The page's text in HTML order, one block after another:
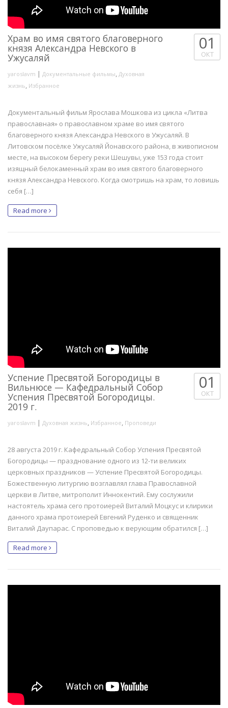
Храм во имя святого благоверного
князя Александра Невского в
Ужусаляй
yaroslavm | Документальные фильмы, Духовная
жизнь, Избранное
01
ОКТ
Документальный фильм Ярослава Мошкова из цикла «Литва
православная» о православном храме во имя святого
благоверного князя Александра Невского в Ужусаляй. В
Литовском посёлке Ужусаляй Йонавского района, в живописном
месте, на высоком берегу реки Шешувы, уже 153 года стоит
изящный белокаменный храм во имя святого благоверного
князя Александра Невского. Когда смотришь на храм, то ловишь
себя […]
Read more
Успение Пресвятой Богородицы в
Вильнюсе — Кафедральный Собор
Успения Пресвятой Богородицы.
2019 г.
yaroslavm | Духовная жизнь, Избранное, Проповеди
01
ОКТ
28 августа 2019 г. Кафедральный Собор Успения Пресвятой
Богородицы — празднование одного из 12-ти великих
церковных праздников — Успение Пресвятой Богородицы.
Божественную литургию возглавлял глава Православной
церкви в Литве, митрополит Иннокентий. Ему сослужили
настоятель храма сего протоиерей Виталий Моцкус и клирики
данного храма протоиерей Евгений Руденко и священник
Виталий Даупарас. С проповедью к верующим обратился […]
Read more